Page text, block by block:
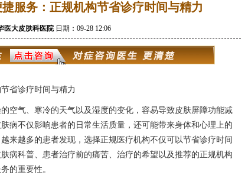
服务：正规机构节省诊疗时间与精力
医大皮肤科医院 日期：09-28 12:06
省诊疗时间与精力
空气、寒冷的天气以及湿度的变化，容易导致皮肤屏障功能减
病不仅影响患者的日常生活质量，还可能带来身体和心理上的
来越多的患者发现，选择正规医疗机构不仅可以节省诊疗时间
病科普、患者治疗前的痛苦、治疗的希望以及推荐的正规机构
的重要性。